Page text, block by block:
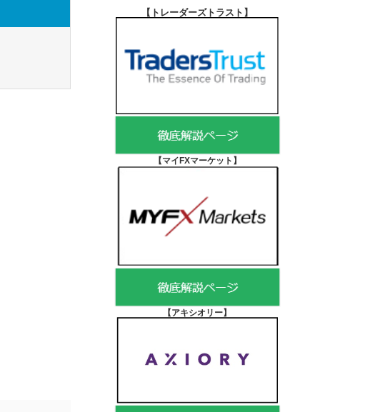
【トレーダーズトラスト 】
【マイFXマーケット 】
【アキシオリー】